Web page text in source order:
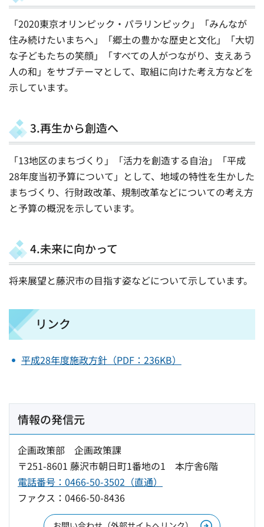
「2020東京オリンピック・パラリンピック」「みんなが
住み続けたいまちへ」「郷土の豊かな歴史と文化」「大切
な子どもたちの笑顔」「すべての人がつながり、支えあう
人の和」をサブテーマとして、取組に向けた考え方などを
示しています。
3.再生から創造へ
「13地区のまちづくり」「活力を創造する自治」「平成
28年度当初予算について」として、地域の特性を生かした
まちづくり、行財政改革、規制改革などについての考え方
と予算の概況を示しています。
4.未来に向かって
将来展望と藤沢市の目指す姿などについて示しています。
リンク
平成28年度施政方針（PDF：236KB）
情報の発信元
企画政策部 企画政策課
〒251-8601 藤沢市朝日町1番地の1 本庁舎6階
電話番号：0466-50-3502（直通）
ファクス：0466-50-8436